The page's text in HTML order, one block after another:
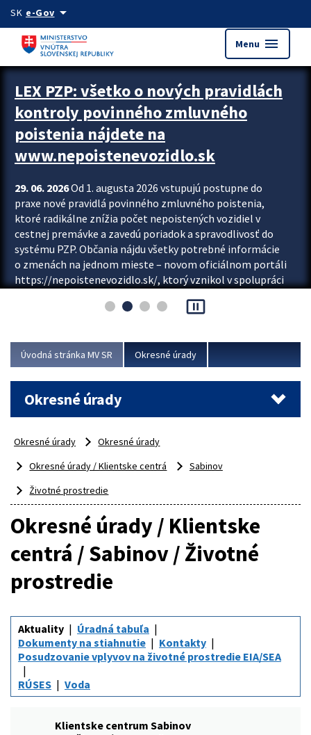
Preskocit na hlavný obsah
SK e-Govarrow_drop_down
Menu menu
Zastavit automatický posun upútavok
LEX PZP: všetko o nových pravidlách
kontroly povinného zmluvného
poistenia nájdete na
www.nepoistenevozidlo.sk
29. 06. 2026Od 1. augusta 2026 vstupujú postupne do
praxe nové pravidlá povinného zmluvného poistenia,
ktoré radikálne znížia počet nepoistených vozidiel v
cestnej premávke a zavedú poriadok a spravodlivosť do
systému PZP. Občania nájdu všetky potrebné informácie
o zmenách na jednom mieste – novom oficiálnom portáli
https://nepoistenevozidlo.sk/, ktorý vznikol v spolupráci
asociácie poisťovní (SLASPO) a Ministerstva vnútra SR.
Viac
pause_presentation
Úvodná stránka MV SR Okresné úrady
Okresné úrady
Okresné úrady
Okresné úrady
Okresné úrady / Klientske centrá
Sabinov
Životné prostredie
Okresné úrady / Klientske
centrá / Sabinov / Životné
prostredie
Aktuality
Úradná tabuľa
Dokumenty na stiahnutie
Kontakty
Posudzovanie vplyvov na životné prostredie EIA/SEA
RÚSES
Voda
Klientske centrum Sabinov